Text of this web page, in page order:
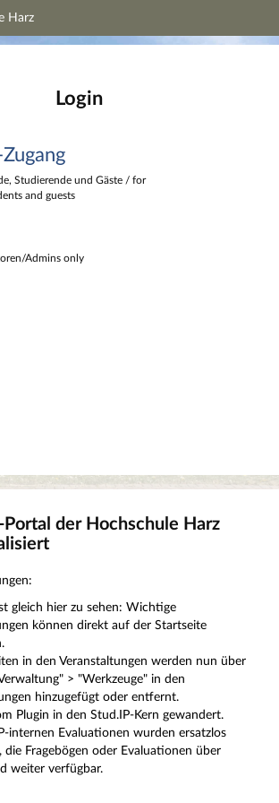
Hauptnavigation
Fußzeile
Harz
Login
Studierende und Gäste / for
and guests
Admins only
Portal der Hochschule Harz
gleich hier zu sehen: Wichtige
können direkt auf der Startseite
in den Veranstaltungen werden nun über
> "Werkzeuge" in den
hinzugefügt oder entfernt.
Plugin in den Stud.IP-Kern gewandert.
internen Evaluationen wurden ersatzlos
die Fragebögen oder Evaluationen über
weiter verfügbar.